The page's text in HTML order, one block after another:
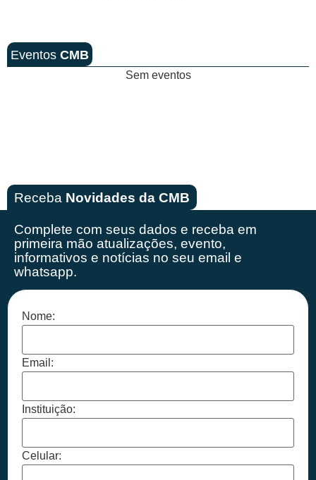
Eventos CMB
Sem eventos
Receba Novidades da CMB
Complete com seus dados e receba em
primeira mão atualizações, evento,
informativos e notícias no seu email e
whatsapp.
Nome:
Email:
Instituição:
Celular: